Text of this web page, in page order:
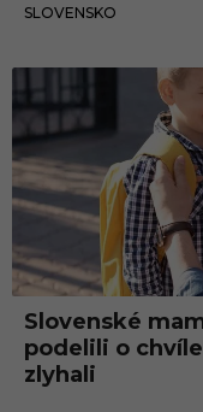
SLOVENSKO
Slovenské
podelili o
zlyhali